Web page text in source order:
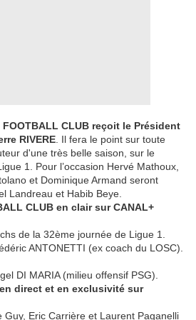
FOOTBALL CLUB reçoit le Président
RIVERE . Il fera le point sur toute
d'une très belle saison, sur le
1. Pour l’occasion Hervé Mathoux,
et Dominique Armand seront
Landreau et Habib Beye.
CLUB en clair sur CANAL+
de la 32ème journée de Ligue 1.
ANTONETTI (ex coach du LOSC).
DI MARIA (milieu offensif PSG).
en direct et en exclusivité sur
Eric Carrière et Laurent Paganelli